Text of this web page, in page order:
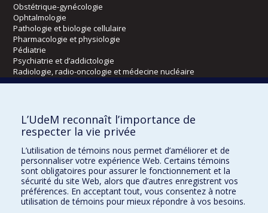
Obstétrique-gynécologie
Ophtalmologie
Pathologie et biologie cellulaire
Pharmacologie et physiologie
Pédiatrie
Psychiatrie et d’addictologie
Radiologie, radio-oncologie et médecine nucléaire
Kinésiologie et des sciences de l’activité physique
Orthophonie et audiologie
Réadaptation
Directions
DPC
CPASS
L’UdeM reconnaît l’importance de
respecter la vie privée
L’utilisation de témoins nous permet d’améliorer et de
personnaliser votre expérience Web. Certains témoins
sont obligatoires pour assurer le fonctionnement et la
sécurité du site Web, alors que d’autres enregistrent vos
préférences. En acceptant tout, vous consentez à notre
utilisation de témoins pour mieux répondre à vos besoins.